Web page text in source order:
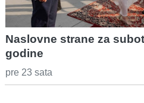
Naslovne strane za
godine
pre 23 sata